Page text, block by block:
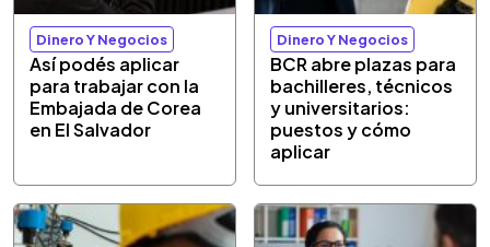
Dinero Y Negocios
Así podés aplicar
para trabajar con la
Embajada de Corea
en El Salvador
Dinero Y Negocios
BCR abre plazas para
bachilleres, técnicos
y universitarios:
puestos y cómo
aplicar